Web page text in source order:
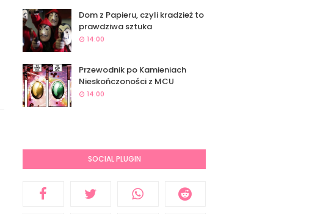
Dom z Papieru, czyli kradzież to
prawdziwa sztuka
14:00
Przewodnik po Kamieniach
Nieskończoności z MCU
14:00
SOCIAL PLUGIN